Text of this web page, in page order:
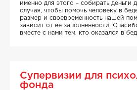
именно для этого – собирать деньги
случая, чтобы помочь человеку в
размер и своевременность нашей
зависит от ее заполненности.
вместе с нами тем, кто оказался в
Супервизии для
фонда